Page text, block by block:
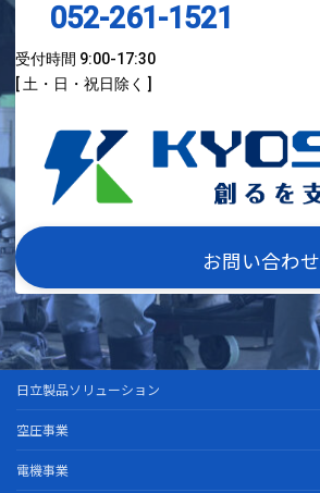
052-261-1521
受付時間 9:00-17:30
[ 土・日・祝日除く ]
お問い合わせ
日立製品ソリューション
空圧事業
電機事業